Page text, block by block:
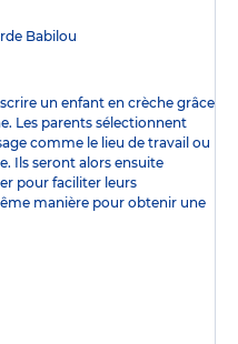
Babilou
un enfant en crèche grâce
Les parents sélectionnent
comme le lieu de travail ou
Ils seront alors ensuite
pour faciliter leurs
manière pour obtenir une